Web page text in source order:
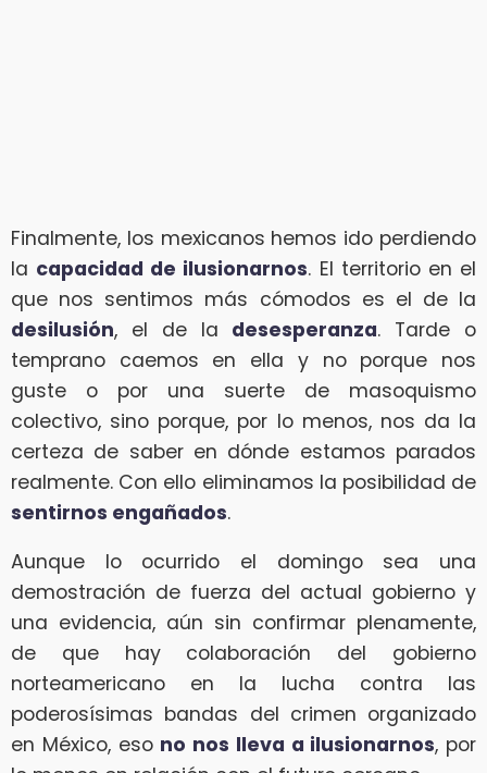
Finalmente, los mexicanos hemos ido perdiendo
la capacidad de ilusionarnos. El territorio en el
que nos sentimos más cómodos es el de la
desilusión, el de la desesperanza. Tarde o
temprano caemos en ella y no porque nos
guste o por una suerte de masoquismo
colectivo, sino porque, por lo menos, nos da la
certeza de saber en dónde estamos parados
realmente. Con ello eliminamos la posibilidad de
sentirnos engañados.
Aunque lo ocurrido el domingo sea una
demostración de fuerza del actual gobierno y
una evidencia, aún sin confirmar plenamente,
de que hay colaboración del gobierno
norteamericano en la lucha contra las
poderosísimas bandas del crimen organizado
en México, eso no nos lleva a ilusionarnos, por